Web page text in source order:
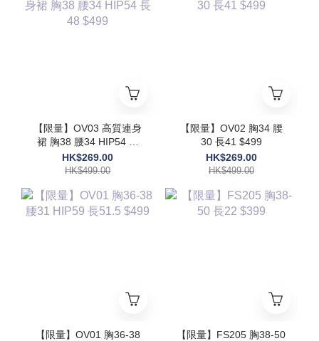
【限量】OV03 高質連身
裙 胸38 腰34 HIP54 長
48 $499
HK$269.00
HK$499.00
【限量】OV02 胸34 腰
30 長41 $499
HK$269.00
HK$499.00
【限量】OV01 胸36-38
【限量】FS205 胸38-50